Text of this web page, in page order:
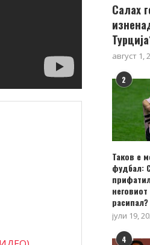
Салах
август 1,
2
Таков е
фудбал:
расипал?
јули 19,
4